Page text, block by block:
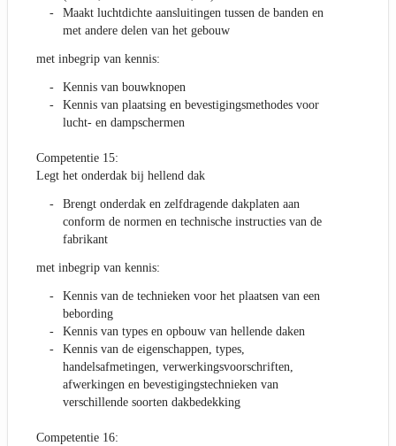
Maakt luchtdichte aansluitingen tussen de banden en
met andere delen van het gebouw
met inbegrip van kennis:
Kennis van bouwknopen
Kennis van plaatsing en bevestigingsmethodes voor
lucht- en dampschermen
Competentie 15:
Legt het onderdak bij hellend dak
Brengt onderdak en zelfdragende dakplaten aan
conform de normen en technische instructies van de
fabrikant
met inbegrip van kennis:
Kennis van de technieken voor het plaatsen van een
bebording
Kennis van types en opbouw van hellende daken
Kennis van de eigenschappen, types,
handelsafmetingen, verwerkingsvoorschriften,
afwerkingen en bevestigingstechnieken van
verschillende soorten dakbedekking
Competentie 16: